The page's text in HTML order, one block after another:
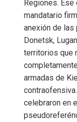
Regiones. Ese
mandatario
anexión de las
Donetsk,
territorios que
armadas de
celebraron en